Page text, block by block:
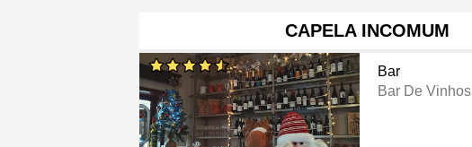
CAPELA INCOMUM
Bar
Bar De Vinhos